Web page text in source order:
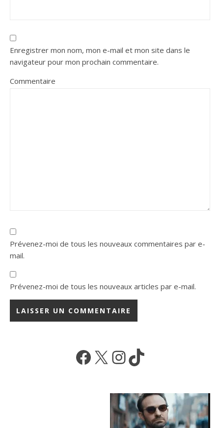
Enregistrer mon nom, mon e-mail et mon site dans le
navigateur pour mon prochain commentaire.
Commentaire
Prévenez-moi de tous les nouveaux commentaires par e-
mail.
Prévenez-moi de tous les nouveaux articles par e-mail.
Facebook
X Instagram
TikTok